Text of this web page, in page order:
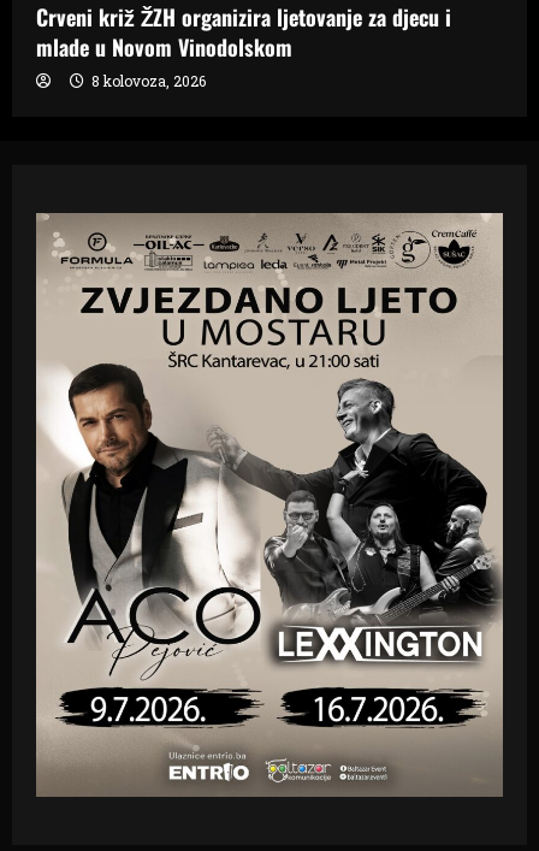
Crveni križ ŽZH organizira ljetovanje za djecu i
mlade u Novom Vinodolskom
8 kolovoza, 2026